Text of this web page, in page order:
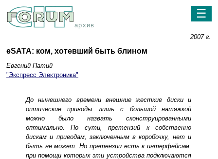
архив
☰
2007 г.
eSATA: ком, хотевший быть блином
Евгений Патий
"Экспресс Электроника"
До нынешнего времени внешние жесткие диски и
оптические приводы лишь с большой натяжкой
можно было назвать сконструированными
оптимально. По сути, претензий к собственно
дискам и приводам, заключенным в коробочку, нет и
быть не может. Но претензии есть к интерфейсам,
при помощи которых эти устройства подключаются